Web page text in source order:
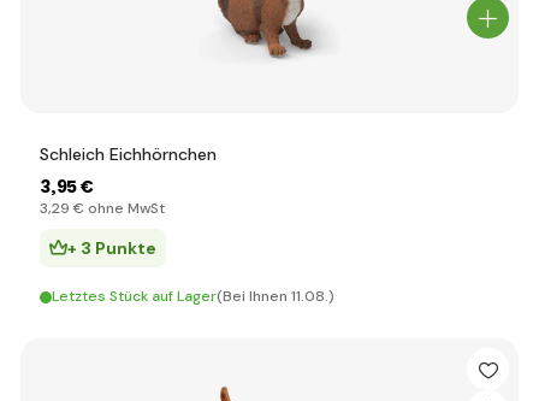
Schleich Eichhörnchen
3,95 €
3,29 € ohne MwSt
+ 3 Punkte
Letztes Stück auf Lager(Bei Ihnen 11.08.)